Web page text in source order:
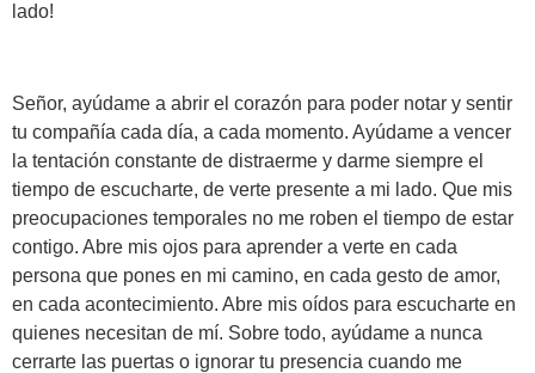
lado!
Señor, ayúdame a abrir el corazón para poder notar y sentir
tu compañía cada día, a cada momento. Ayúdame a vencer
la tentación constante de distraerme y darme siempre el
tiempo de escucharte, de verte presente a mi lado. Que mis
preocupaciones temporales no me roben el tiempo de estar
contigo. Abre mis ojos para aprender a verte en cada
persona que pones en mi camino, en cada gesto de amor,
en cada acontecimiento. Abre mis oídos para escucharte en
quienes necesitan de mí. Sobre todo, ayúdame a nunca
cerrarte las puertas o ignorar tu presencia cuando me